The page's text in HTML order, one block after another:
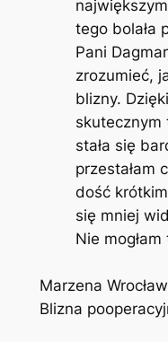
tego bolała
Pani
zrozumieć,
blizny.
skutecznym
stała się
przestałam
dość
się mniej
Nie
Marzena Wrocław
Blizna